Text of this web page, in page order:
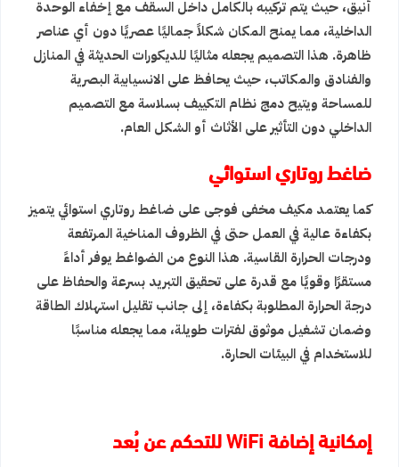
أنيق، حيث يتم تركيبه بالكامل داخل السقف مع إخفاء الوحدة
الداخلية، مما يمنح المكان شكلاً جماليًا عصريًا دون أي عناصر
ظاهرة. هذا التصميم يجعله مثاليًا للديكورات الحديثة في المنازل
والفنادق والمكاتب، حيث يحافظ على الانسيابية البصرية
للمساحة ويتيح دمج نظام التكييف بسلاسة مع التصميم
الداخلي دون التأثير على الأثاث أو الشكل العام.
ضاغط روتارياستوائي
كما يعتمد مكيف مخفى فوجى على ضاغط روتاري استوائي يتميز
بكفاءة عالية في العمل حتى في الظروف المناخية المرتفعة
ودرجات الحرارة القاسية. هذا النوع من الضواغط يوفر أداءً
مستقرًا وقويًا مع قدرة على تحقيق التبريد بسرعة والحفاظ على
درجة الحرارة المطلوبة بكفاءة، إلى جانب تقليل استهلاك الطاقة
وضمان تشغيل موثوق لفترات طويلة، مما يجعله مناسبًا
للاستخدام في البيئات الحارة.
إمكانية إضافة WiFi للتحكم عن بُعد